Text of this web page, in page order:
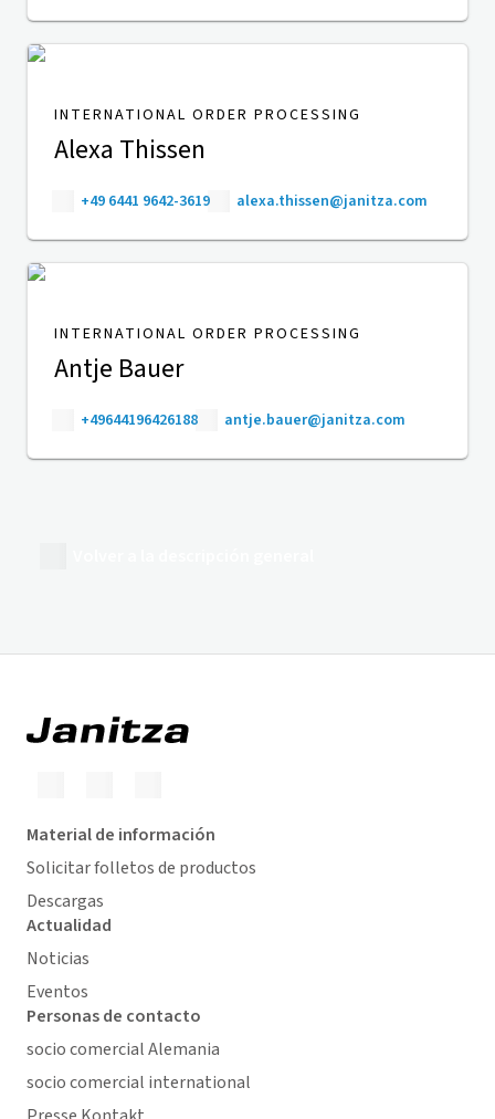
INTERNATIONAL ORDER PROCESSING
Alexa Thissen
+49 6441 9642-3619 alexa.thissen@janitza.com
INTERNATIONAL ORDER PROCESSING
Antje Bauer
+49644196426188 antje.bauer@janitza.com
Material de información
Solicitar folletos de productos
Descargas
Actualidad
Noticias
Eventos
Personas de contacto
socio comercial Alemania
socio comercial international